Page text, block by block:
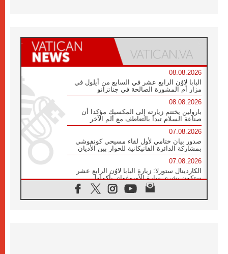
08.08.2026
البابا لاوُن الرابع عشر في السابع من أيلول في
مزار أم المشورة الصالحة في جناتزانو
08.08.2026
بارولين يختتم زيارته إلى المكسيك مؤكدا أن
صناعة السلام تبدأ بالتعاطف مع ألم الآخر
07.08.2026
صدور بيان ختامي لأول لقاء مسيحي كونفوشي
بمشاركة الدائرة الفاتيكانية للحوار بين الأديان
07.08.2026
الكاردينال ستورلا: زيارة البابا لاوُن الرابع عشر
ستكون بشرى سارة للأوروغواي بأكملها
الفاتيكان يعلن برنامج الزيارة الرسولية للبابا لاوُن